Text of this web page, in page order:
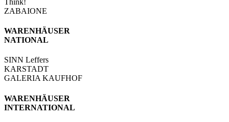
ZABAIONE
WARENHÄUSER
NATIONAL
SINN Leffers
KARSTADT
GALERIA KAUFHOF
WARENHÄUSER
INTERNATIONAL